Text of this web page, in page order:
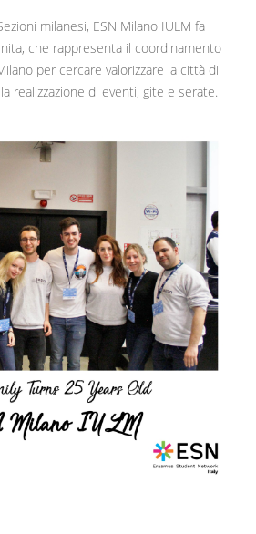
milanesi, ESN Milano IULM fa
che rappresenta il coordinamento
per cercare valorizzare la città di
realizzazione di eventi, gite e serate.